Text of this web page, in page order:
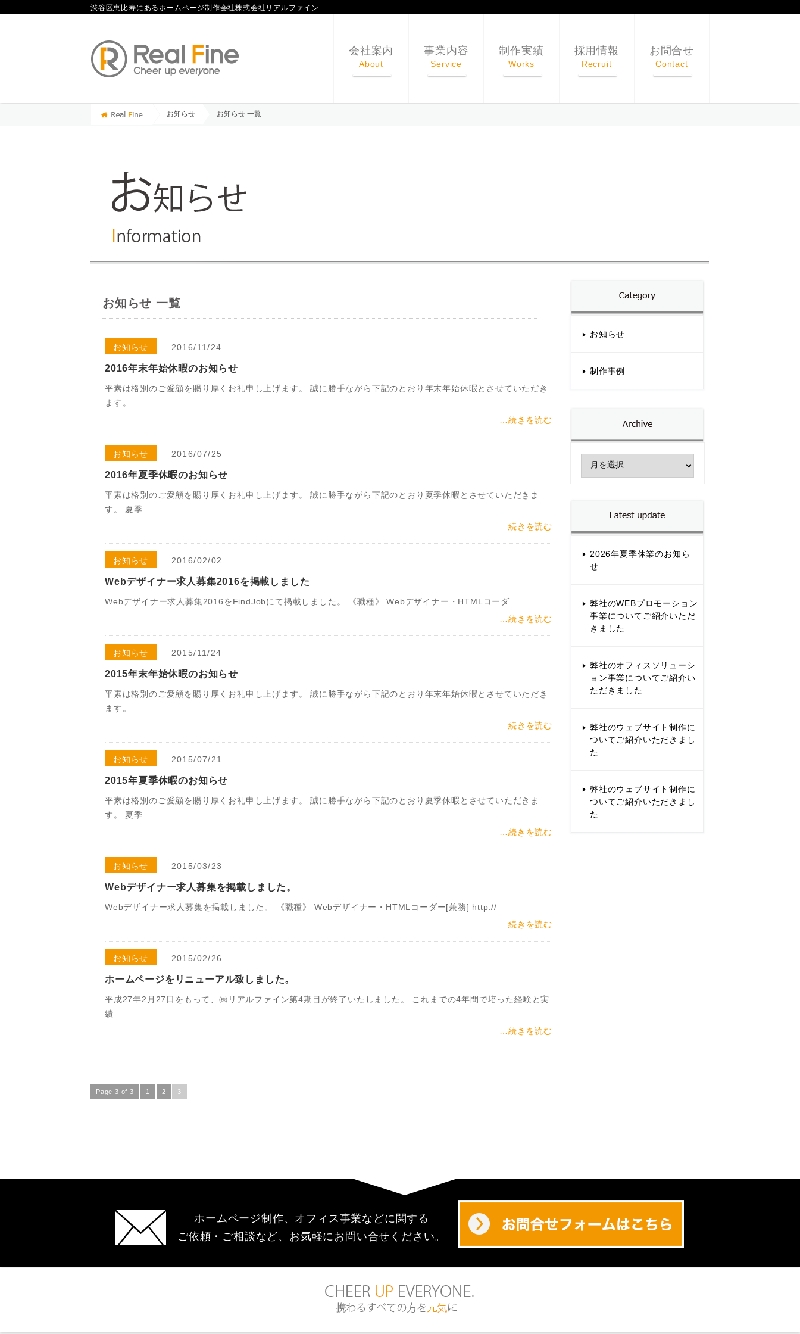
渋谷区恵比寿にあるホームページ制作会社株式会社リアルファイン
会社案内
About
事業内容
Service
制作実績
Works
採用情報
Recruit
お問合せ
Contact
お知らせ お知らせ 一覧
お知らせ 一覧
お知らせ 2016/11/24
2016年末年始休暇のお知らせ
平素は格別のご愛顧を賜り厚くお礼申し上げます。 誠に勝手ながら下記のとおり年末年始休暇とさせていただき
ます。
…続きを読む
お知らせ 2016/07/25
2016年夏季休暇のお知らせ
平素は格別のご愛顧を賜り厚くお礼申し上げます。 誠に勝手ながら下記のとおり夏季休暇とさせていただきま
す。 夏季
…続きを読む
お知らせ 2016/02/02
Webデザイナー求人募集2016を掲載しました
Webデザイナー求人募集2016をFindJobにて掲載しました。 《職種》 Webデザイナー・HTMLコーダ
…続きを読む
お知らせ 2015/11/24
2015年末年始休暇のお知らせ
平素は格別のご愛顧を賜り厚くお礼申し上げます。 誠に勝手ながら下記のとおり年末年始休暇とさせていただき
ます。
…続きを読む
お知らせ 2015/07/21
2015年夏季休暇のお知らせ
平素は格別のご愛顧を賜り厚くお礼申し上げます。 誠に勝手ながら下記のとおり夏季休暇とさせていただきま
す。 夏季
…続きを読む
お知らせ 2015/03/23
Webデザイナー求人募集を掲載しました。
Webデザイナー求人募集を掲載しました。 《職種》 Webデザイナー・HTMLコーダー[兼務] http://
…続きを読む
お知らせ 2015/02/26
ホームページをリニューアル致しました。
平成27年2月27日をもって、㈱リアルファイン第4期目が終了いたしました。 これまでの4年間で培った経験と実
績
…続きを読む
Page 3 of 3 1 2 3
お知らせ
制作事例
2026年夏季休業のお知ら
せ
弊社のWEBプロモーション
事業についてご紹介いただ
きました
弊社のオフィスソリューシ
ョン事業についてご紹介い
ただきました
弊社のウェブサイト制作に
ついてご紹介いただきまし
た
弊社のウェブサイト制作に
ついてご紹介いただきまし
た
ホームページ制作、オフィス事業などに関する
ご依頼・ご相談など、お気軽にお問い合せください。